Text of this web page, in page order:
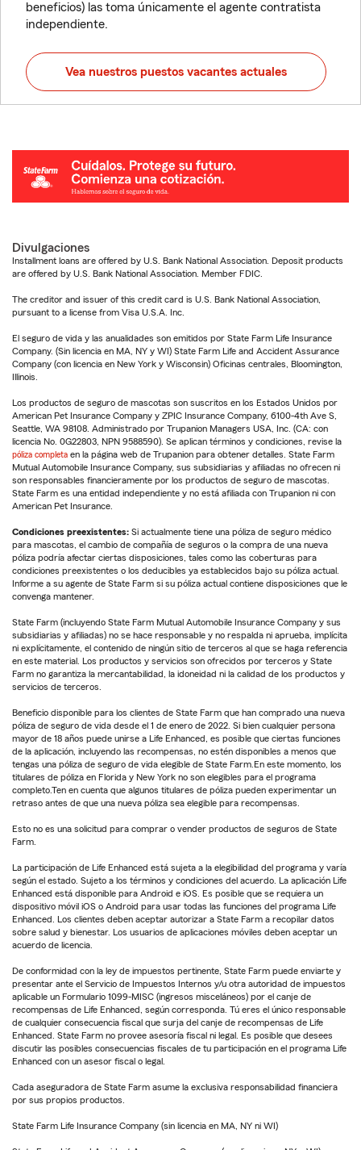
beneficios) las toma únicamente el agente contratista
independiente.
Vea nuestros puestos vacantes actuales
Divulgaciones
Installment loans are offered by U.S. Bank National Association. Deposit products
are offered by U.S. Bank National Association. Member FDIC.
The creditor and issuer of this credit card is U.S. Bank National Association,
pursuant to a license from Visa U.S.A. Inc.
El seguro de vida y las anualidades son emitidos por State Farm Life Insurance
Company. (Sin licencia en MA, NY y WI) State Farm Life and Accident Assurance
Company (con licencia en New York y Wisconsin) Oficinas centrales, Bloomington,
Illinois.
Los productos de seguro de mascotas son suscritos en los Estados Unidos por
American Pet Insurance Company y ZPIC Insurance Company, 6100-4th Ave S,
Seattle, WA 98108. Administrado por Trupanion Managers USA, Inc. (CA: con
licencia No. 0G22803, NPN 9588590). Se aplican términos y condiciones, revise la
póliza completa en la página web de Trupanion para obtener detalles. State Farm
Mutual Automobile Insurance Company, sus subsidiarias y afiliadas no ofrecen ni
son responsables financieramente por los productos de seguro de mascotas.
State Farm es una entidad independiente y no está afiliada con Trupanion ni con
American Pet Insurance.
Condiciones preexistentes: Si actualmente tiene una póliza de seguro médico
para mascotas, el cambio de compañía de seguros o la compra de una nueva
póliza podría afectar ciertas disposiciones, tales como las coberturas para
condiciones preexistentes o los deducibles ya establecidos bajo su póliza actual.
Informe a su agente de State Farm si su póliza actual contiene disposiciones que le
convenga mantener.
State Farm (incluyendo State Farm Mutual Automobile Insurance Company y sus
subsidiarias y afiliadas) no se hace responsable y no respalda ni aprueba, implícita
ni explícitamente, el contenido de ningún sitio de terceros al que se haga referencia
en este material. Los productos y servicios son ofrecidos por terceros y State
Farm no garantiza la mercantabilidad, la idoneidad ni la calidad de los productos y
servicios de terceros.
Beneficio disponible para los clientes de State Farm que han comprado una nueva
póliza de seguro de vida desde el 1 de enero de 2022. Si bien cualquier persona
mayor de 18 años puede unirse a Life Enhanced, es posible que ciertas funciones
de la aplicación, incluyendo las recompensas, no estén disponibles a menos que
tengas una póliza de seguro de vida elegible de State Farm.En este momento, los
titulares de póliza en Florida y New York no son elegibles para el programa
completo.Ten en cuenta que algunos titulares de póliza pueden experimentar un
retraso antes de que una nueva póliza sea elegible para recompensas.
Esto no es una solicitud para comprar o vender productos de seguros de State
Farm.
La participación de Life Enhanced está sujeta a la elegibilidad del programa y varía
según el estado. Sujeto a los términos y condiciones del acuerdo. La aplicación Life
Enhanced está disponible para Android e iOS. Es posible que se requiera un
dispositivo móvil iOS o Android para usar todas las funciones del programa Life
Enhanced. Los clientes deben aceptar autorizar a State Farm a recopilar datos
sobre salud y bienestar. Los usuarios de aplicaciones móviles deben aceptar un
acuerdo de licencia.
De conformidad con la ley de impuestos pertinente, State Farm puede enviarte y
presentar ante el Servicio de Impuestos Internos y/u otra autoridad de impuestos
aplicable un Formulario 1099-MISC (ingresos misceláneos) por el canje de
recompensas de Life Enhanced, según corresponda. Tú eres el único responsable
de cualquier consecuencia fiscal que surja del canje de recompensas de Life
Enhanced. State Farm no provee asesoría fiscal ni legal. Es posible que desees
discutir las posibles consecuencias fiscales de tu participación en el programa Life
Enhanced con un asesor fiscal o legal.
Cada aseguradora de State Farm asume la exclusiva responsabilidad financiera
por sus propios productos.
State Farm Life Insurance Company (sin licencia en MA, NY ni WI)